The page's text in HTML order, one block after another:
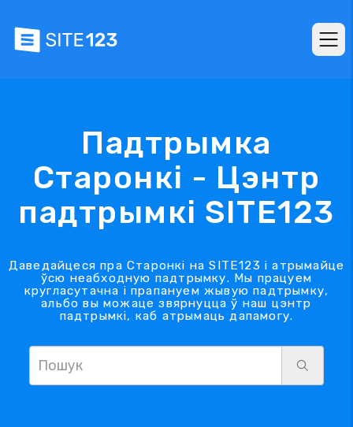
Падтрымка
Старонкі - Цэнтр
падтрымкі SITE123
Даведайцеся пра Старонкі на SITE123 і атрымайце
ўсю неабходную падтрымку. Мы працуем
кругласутачна і прапануем жывую падтрымку,
альбо вы можаце звярнуцца ў наш цэнтр
падтрымкі, каб атрымаць дапамогу.